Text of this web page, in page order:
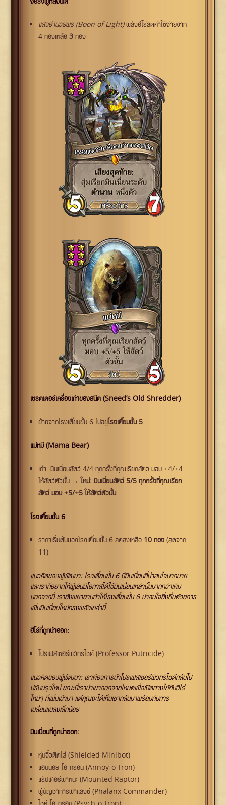
แสงอำนวยพร (Boon of Light)พลังฮีโร่ลดค่าใช้จ่ายจาก
4 ทองเหลือ 3ทอง
เชรดเดอร์เครื่องเก่าของสนีด (Sneed’s Old Shredder)
ย้ายจากโรงเตี๊ยมขั้น 6 ไปอยู่โรงเตี๊ยมขั้น 5
แม่หมี (Mama Bear)
เก่า: มินเนี่ยนสัตว์ 4/4 ทุกครั้งที่คุณเรียกสัตว์ มอบ +4/+4
ให้สัตว์ตัวนั้น →ใหม่: มินเนี่ยนสัตว์ 5/5 ทุกครั้งที่คุณเรียก
สัตว์ มอบ +5/+5 ให้สัตว์ตัวนั้น
โรงเตี๊ยมขั้น 6
ราคาเริ่มต้นของโรงเตี๊ยมขั้น 6 ลดลงเหลือ 10 ทอง(ลดจาก
11)
แนวคิดของผู้พัฒนา: โรงเตี๊ยมขั้น 6 มีมินเนี่ยนที่น่าสนใจมากมาย
และเราก็อยากให้ผู้เล่นมีโอกาสได้ใช้มินเนี่ยนเหล่านั้นมากกว่าเดิม
นอกจากนี้ เรายังพยายามทำให้โรงเตี๊ยมขั้น 6 น่าสนใจยิ่งขึ้นด้วยการ
เพิ่มมินเนี่ยนใหม่ทรงพลังเหล่านี้
ฮีโร่ที่ถูกนำออก:
โปรเฟสเซอร์พิวทริไซด์ (Professor Putricide)
แนวคิดของผู้พัฒนา: เราต้องการนำโปรเฟสเซอร์พิวทริไซด์กลับไป
ปรับปรุงใหม่ ขณะนี้เรานำเขาออกจากโหมดเพื่อเปิดทางให้กับฮีโร่
ใหม่ๆ ที่เพิ่มเข้ามา แต่คุณจะได้เห็นเขากลับมาพร้อมกับการ
เปลี่ยนแปลงเล็กน้อย
มินเนี่ยนที่ถูกนำออก:
หุ่นจิ๋วติดโล่ (Shielded Minibot)
แอนนอย-โอ-ทรอน (Annoy-o-Tron)
แร็ปเตอร์พาหนะ (Mounted Raptor)
ผู้บัญชาการฟาแลงซ์ (Phalanx Commander)